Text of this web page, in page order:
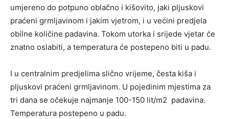
umjereno do potpuno oblačno i kišovito, jaki pljuskovi
praćeni grmljavinom i jakim vjetrom, i u većini predjela
obilne količine padavina. Tokom utorka i srijede vjetar će
znatno oslabiti, a temperatura će postepeno biti u padu.
I u centralnim predjelima slično vrijeme, česta kiša i
pljuskovi praćeni grmljavinom. U pojedinim mjestima za
tri dana se očekuje najmanje 100-150 lit/m2 padavina.
Temperatura postepeno u padu.